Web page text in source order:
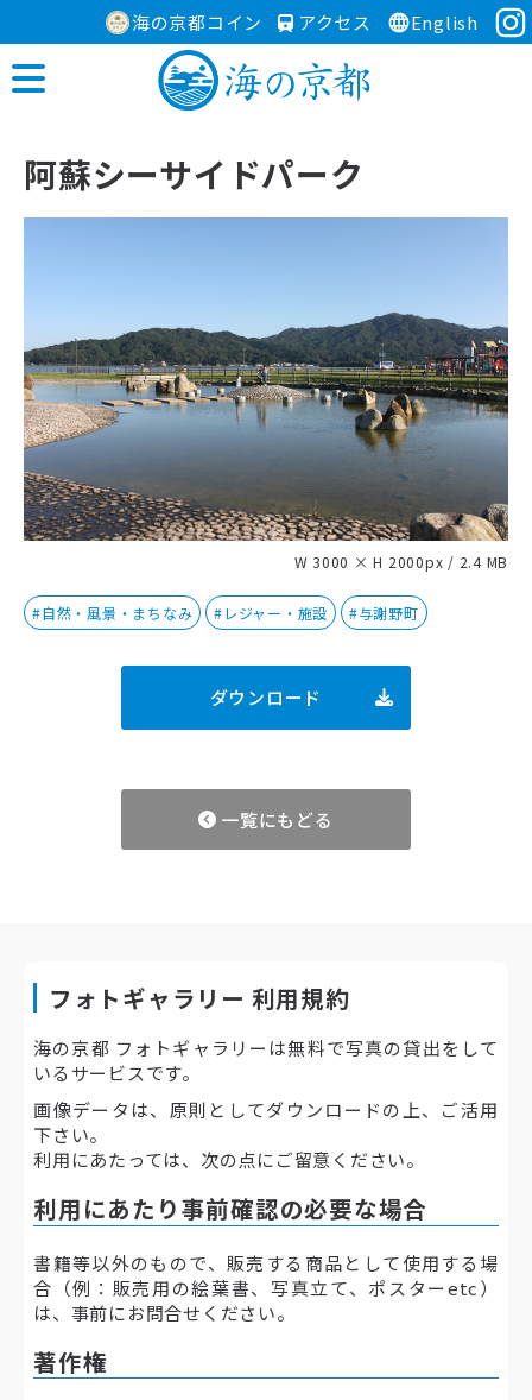
海の京都コイン アクセス English
阿蘇シーサイドパーク
W 3000 × H 2000px / 2.4 MB
#自然・風景・まちなみ #レジャー・施設 #与謝野町
ダウンロード
一覧にもどる
フォトギャラリー 利用規約
海の京都 フォトギャラリーは無料で写真の貸出をして
いるサービスです。
画像データは、原則としてダウンロードの上、ご活用
下さい。
利用にあたっては、次の点にご留意ください。
利用にあたり事前確認の必要な場合
書籍等以外のもので、販売する商品として使用する場
合（例：販売用の絵葉書、写真立て、ポスターetc）
は、事前にお問合せください。
著作権